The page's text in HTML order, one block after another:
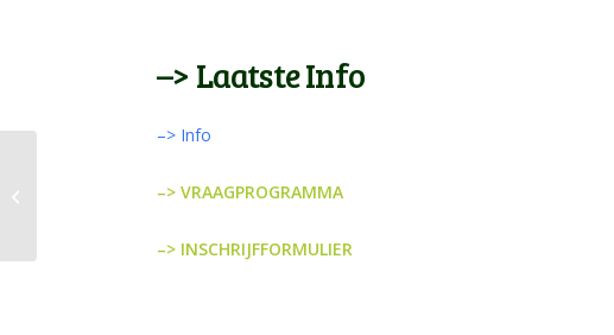
–> Laatste Info
–> Info
–> VRAAGPROGRAMMA
–> INSCHRIJFFORMULIER
Stamboekopname en Keuring